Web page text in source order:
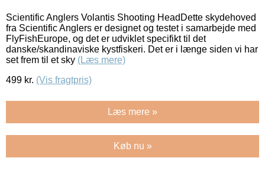
Scientific Anglers Volantis Shooting HeadDette skydehoved
fra Scientific Anglers er designet og testet i samarbejde med
FlyFishEurope, og det er udviklet specifikt til det
danske/skandinaviske kystfiskeri. Det er i længe siden vi har
set frem til et sky (Læs mere)
499 kr. (Vis fragtpris)
Læs mere »
Køb nu »